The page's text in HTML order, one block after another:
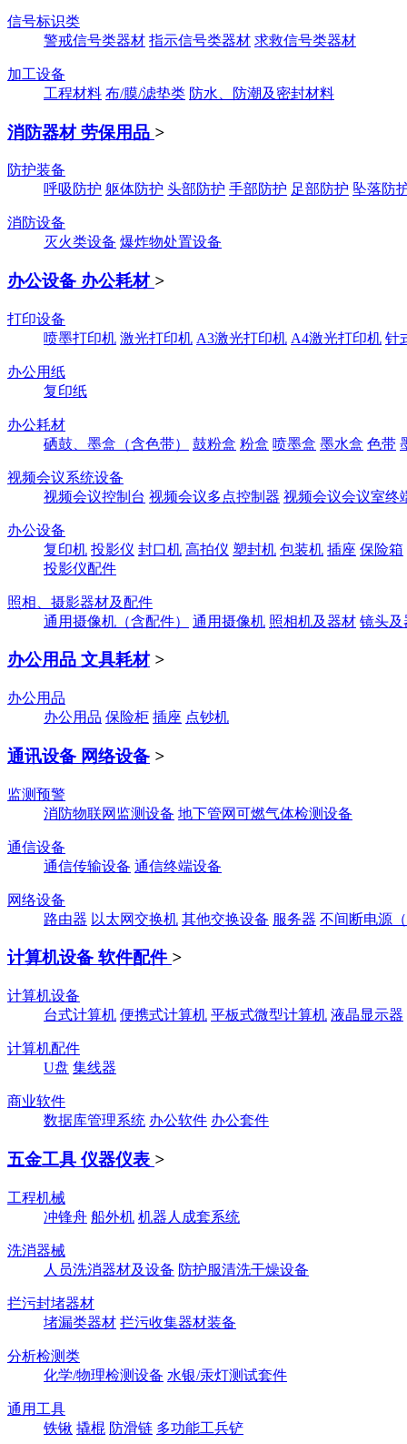
信号标识类
警戒信号类器材 指示信号类器材 求救信号类器材
加工设备
工程材料 布/膜/滤垫类 防水、防潮及密封材料
消防器材 劳保用品 >
防护装备
呼吸防护 躯体防护 头部防护 手部防护 足部防护 坠落防
消防设备
灭火类设备 爆炸物处置设备
办公设备 办公耗材 >
打印设备
喷墨打印机 激光打印机 A3激光打印机 A4激光打印机 针
办公用纸
复印纸
办公耗材
硒鼓、墨盒（含色带）
鼓粉盒 粉盒 喷墨盒 墨水盒 色带
视频会议系统设备
视频会议控制台 视频会议多点控制器 视频会议会议室终
办公设备
复印机 投影仪 封口机 高拍仪 塑封机 包装机 插座 保险箱
投影仪配件
照相、摄影器材及配件
通用摄像机（含配件）
通用摄像机 照相机及器材 镜头及
办公用品 文具耗材 >
办公用品
办公用品 保险柜 插座 点钞机
通讯设备 网络设备 >
监测预警
消防物联网监测设备 地下管网可燃气体检测设备
通信设备
通信传输设备 通信终端设备
网络设备
路由器 以太网交换机 其他交换设备 服务器 不间断电源
计算机设备 软件配件 >
计算机设备
台式计算机 便携式计算机 平板式微型计算机 液晶显示器
计算机配件
U盘 集线器
商业软件
数据库管理系统 办公软件 办公套件
五金工具 仪器仪表 >
工程机械
冲锋舟 船外机 机器人成套系统
洗消器械
人员洗消器材及设备 防护服清洗干燥设备
拦污封堵器材
堵漏类器材 拦污收集器材装备
分析检测类
化学/物理检测设备 水银/汞灯测试套件
通用工具
铁锹 撬棍 防滑链 多功能工兵铲